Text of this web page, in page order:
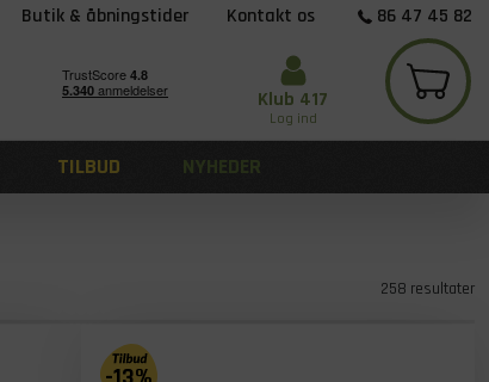
Butik & åbningstider Kontakt os
86 47 45 82
Klub 417
Log ind
TILBUD NYHEDER
258 resultater